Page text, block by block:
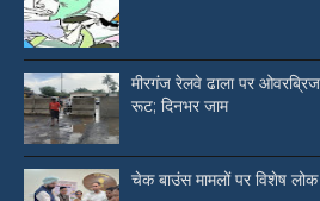
मीरगंज रेलवे ढाला पर
रूट; दिनभर जाम
चेक बाउंस मामलों पर विशेष